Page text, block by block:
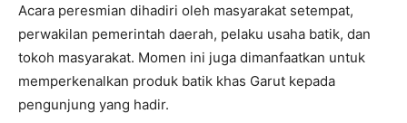
Acara peresmian dihadiri oleh masyarakat setempat,
perwakilan pemerintah daerah, pelaku usaha batik, dan
tokoh masyarakat. Momen ini juga dimanfaatkan untuk
memperkenalkan produk batik khas Garut kepada
pengunjung yang hadir.